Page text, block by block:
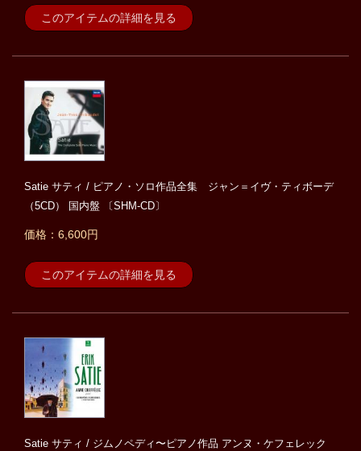
このアイテムの詳細を見る
Satie サティ / ピアノ・ソロ作品全集 ジャン＝イヴ・ティボーデ
（5CD） 国内盤 〔SHM-CD〕
価格：6,600円
このアイテムの詳細を見る
Satie サティ / ジムノペディ〜ピアノ作品 アンヌ・ケフェレック